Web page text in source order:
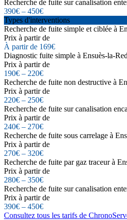
Recherche de fuite sur canalisation
390€ – 450€
Types d'interventions
Recherche de fuite simple et ciblée à
Prix à partir de
À partir de 169€
Diagnostic fuite simple à Ensuès-la-
Prix à partir de
190€ – 220€
Recherche de fuite non destructive à
Prix à partir de
220€ – 250€
Recherche de fuite sur canalisation
Prix à partir de
240€ – 270€
Recherche de fuite sous carrelage à
Prix à partir de
270€ – 320€
Recherche de fuite par gaz traceur à
Prix à partir de
280€ – 350€
Recherche de fuite sur canalisation
Prix à partir de
390€ – 450€
Consultez tous les tarifs de